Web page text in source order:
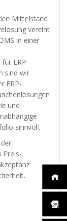
Mittelstand
vereint
in einer
ERP-
sind wir
ERP-
und
sinnvoll.
Preis-